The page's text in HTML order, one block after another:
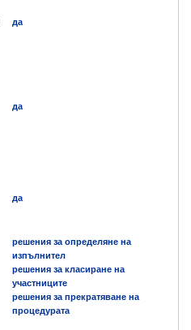
да
да
да
решения за определяне на
изпълнител
решения за класиране на
участниците
решения за прекратяване на
процедурата